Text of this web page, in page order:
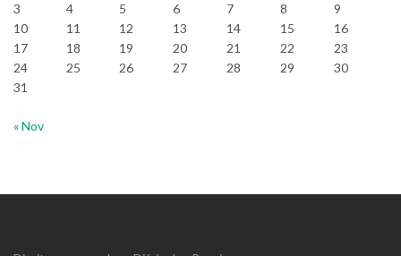
3
4 5 6 7 8
9
10
11 12 13 14 15
16
17
18 19 20 21 22
23
24
25 26 27 28 29
30
31
« Nov